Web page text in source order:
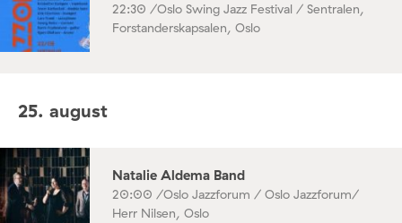
22:30 /Oslo Swing Jazz Festival / Sentralen,
Forstanderskapsalen, Oslo
25. august
Natalie Aldema Band
20:00 /Oslo Jazzforum / Oslo Jazzforum/
Herr Nilsen, Oslo